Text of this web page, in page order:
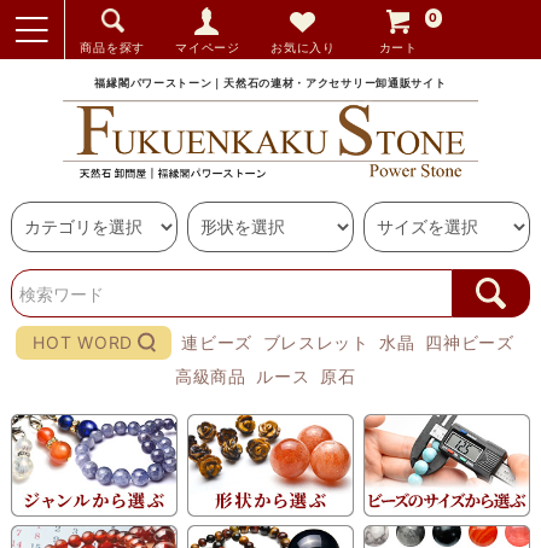
商品を探す マイページ お気に入り カート
0
福縁閣パワーストーン｜天然石の連材・アクセサリー卸通販サイト
HOT WORD 連ビーズ ブレスレット 水晶
四神ビーズ
高級商品
ルース 原石